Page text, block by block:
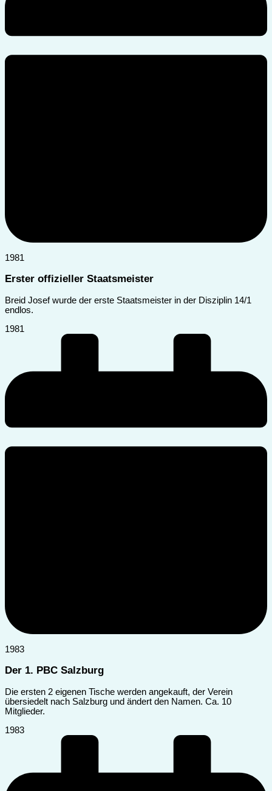
1981
Erster offizieller Staatsmeister
Breid Josef wurde der erste Staatsmeister in der Disziplin 14/1
endlos.
1981
1983
Der 1. PBC Salzburg
Die ersten 2 eigenen Tische werden angekauft, der Verein
übersiedelt nach Salzburg und ändert den Namen. Ca. 10
Mitglieder.
1983